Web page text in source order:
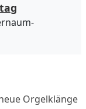
Orgelklänge